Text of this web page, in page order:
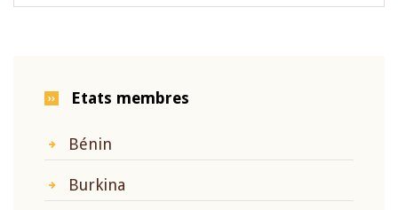
Etats membres
Bénin
Burkina